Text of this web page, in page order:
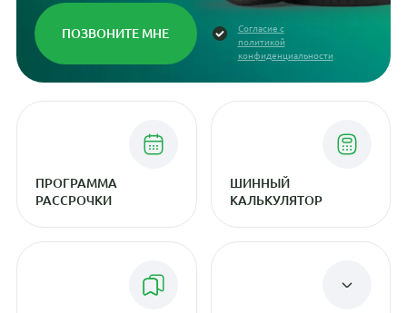
Согласие с
политикой
конфиденциальности
ПРОГРАММА
РАССРОЧКИ
ШИННЫЙ
КАЛЬКУЛЯТОР